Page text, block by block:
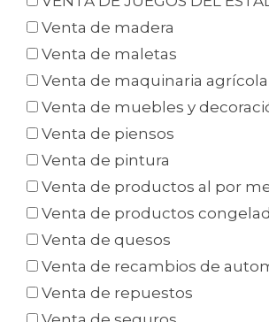
Venta de madera
Venta de maletas
Venta de maquinaria agrícola
Venta de muebles y
Venta de piensos
Venta de pintura
Venta de productos al por
Venta de productos
Venta de quesos
Venta de recambios de
Venta de repuestos